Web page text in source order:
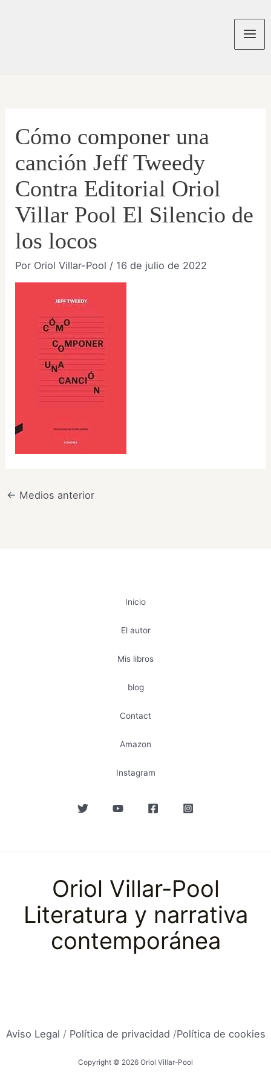
Cómo componer una
canción Jeff Tweedy
Contra Editorial Oriol
Villar Pool El Silencio de
los locos
Por Oriol Villar-Pool / 16 de julio de 2022
← Medios anterior
Inicio
El autor
Mis libros
blog
Contact
Amazon
Instagram
Oriol Villar-Pool
Literatura y narrativa
contemporánea
Aviso Legal / Política de privacidad /Política de cookies
Copyright © 2026 Oriol Villar-Pool